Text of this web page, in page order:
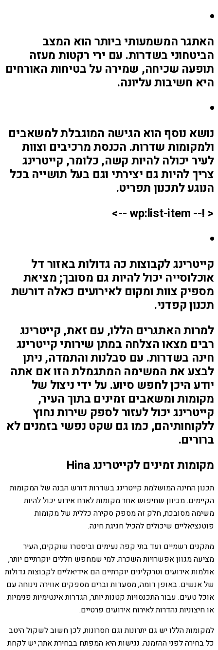
האתגר המשמעותי ביותר הוא המצב
הביטחוני בשדרות. עם ירי רקטות מעזה
תופעה שכיחה, שמירה על בטיחות האורחים
היא חשיבות עליונה.
נושא נוסף הוא הגישה המוגבלת למשאבים
ולמקומות שדרות. הכנסת מרכיבים וצוות
לעיר יכולה להיות קשה, כלומר, קייטרינג
צריך להיות גם יצירתי וגם בעל תושייה בכל
הנוגע לתכנון תפריט.
< !-- wp:list-item -->
קייטרינג לקבוצות כה גדולות באזור דל
אוכלוסייה יכול להיות גם מסובך; מציאת
מספיק צוות ומקום לאירועים כאלה דורשת
תכנון קפדני.
למרות האתגרים הללו, עם זאת, קייטרינג
רבים מצאו הצלחה במתן שירותי קייטרינג
חינה בשדרות. עם סבלנות והתמדה, ניתן
לבצע את המשימה המתגמלת הזו אם אתה
יודע היכן לחפש סיוע. על ידי ניצול של
מקומות ומשאבים זמינים בתוך העיר,
קייטרינג יכול לעזור לספק שירות נחוץ
ללקוחותיהם, כמו גם שקט נפשי בזמנים לא
ברורים.
מקומות זמינים לקייטרינג Hina
תכנון החינה המושלמת קייטרינג בשדרות דורש הבנה של המקומות
הקיימים. מכיוון שחיפוש אחר מקומות לארח אירוע יכול להיות
משימה מסובכת, חלק זה מספק סקירה כללית של מקומות
פוטנציאליים שיכולים להכיל חגיגת חינה.
מתקנים רשמיים ועד בתי קפה נעימים וביסטרו שוקקים, העיר
מציעה מגוון אפשרויות השכרה. למי שמחפש חללים יוקרתיים יותר,
אולמות אירועים וטרקלינים יוקרתיים הם אידיאליים לקבוצות גדולות
של אנשים. באופן דומה, מסעדות וברים מספקים אווירה נינוחה עם
אוכל טעים. עבור התכנסויות קטנות יותר, הגדרות אינטימיות פנימיות
או חיצוניות נהדרות לאירוח אירועים פרטיים.
למקומות הללו יש גם יתרונות וגם חסרונות, לכן חשוב לשקול היטב
כל בחירה לפני ההזמנה. נגישות היא המפתח בבחירת אתר; יש לקחת